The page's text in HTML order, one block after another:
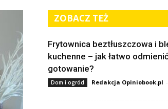
ZOBACZ TEŻ
Frytownica beztłuszczowa i
kuchenne – jak łatwo
gotowanie?
Dom i ogród Redakcja Opiniobook.pl -